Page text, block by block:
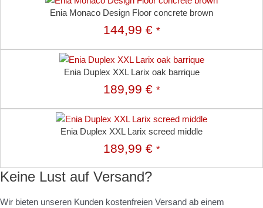
Enia Monaco Design Floor concrete brown
144,99 € *
Enia Duplex XXL Larix oak barrique
189,99 € *
Enia Duplex XXL Larix screed middle
189,99 € *
Keine Lust auf Versand?
Wir bieten unseren Kunden kostenfreien Versand ab einem